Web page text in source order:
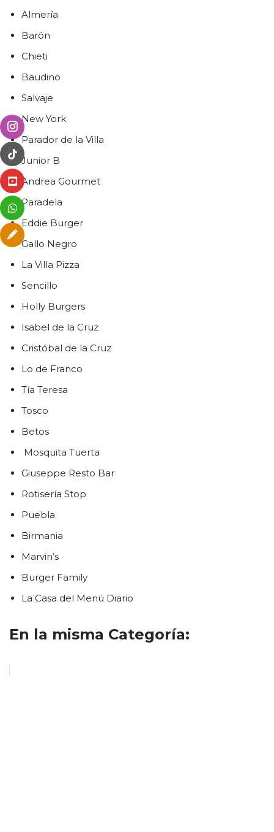
Almería
Barón
Chieti
Baudino
Salvaje
New York
Parador de la Villa
Junior B
Andrea Gourmet
Paradela
Eddie Burger
Gallo Negro
La Villa Pizza
Sencillo
Holly Burgers
Isabel de la Cruz
Cristóbal de la Cruz
Lo de Franco
Tía Teresa
Tosco
Betos
Mosquita Tuerta
Giuseppe Resto Bar
Rotisería Stop
Puebla
Birmania
Marvin’s
Burger Family
La Casa del Menú Diario
En la misma Categoría: